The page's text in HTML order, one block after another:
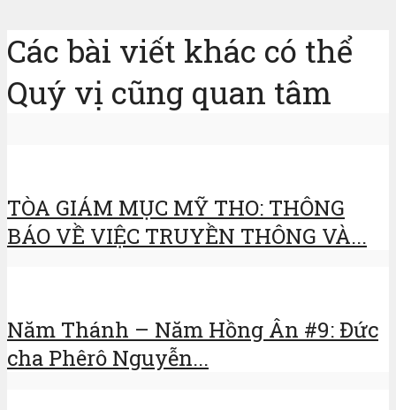
Các bài viết khác có thể
Quý vị cũng quan tâm
TÒA GIÁM MỤC MỸ THO: THÔNG
BÁO VỀ VIỆC TRUYỀN THÔNG VÀ...
Năm Thánh – Năm Hồng Ân #9: Đức
cha Phêrô Nguyễn...